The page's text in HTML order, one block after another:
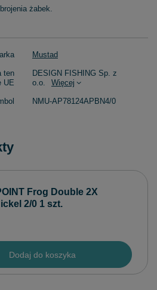
żabek.
Mustad
ten
UE
DESIGN FISHING Sp. z
o.o.
Więcej
NMU-AP78124APBN4/0
Frog Double 2X
2/0 1 szt.
Dodaj do koszyka